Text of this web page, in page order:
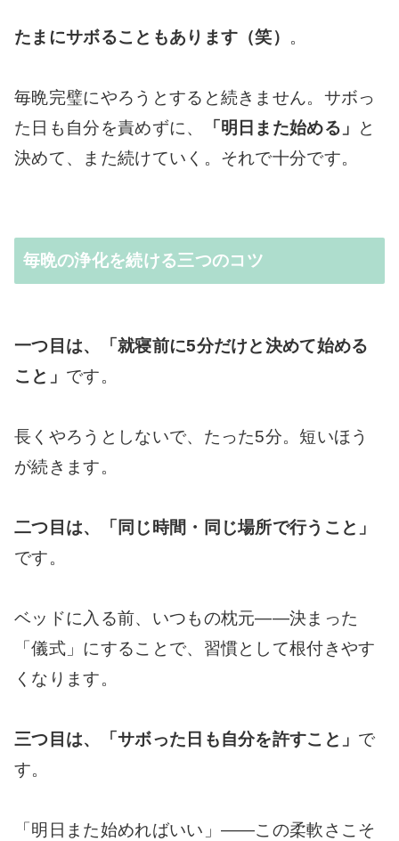
たまにサボることもあります（笑） 。
毎晩完璧にやろうとすると続きません。サボっ
た日も自分を責めずに、
「明日また始める」
と
決めて、また続けていく。それで十分です。
毎晩の浄化を続ける三つのコツ
一つ目は、「就寝前に5分だけと決めて始める
こと」 です。
長くやろうとしないで、たった5分。短いほう
が続きます。
二つ目は、「同じ時間・同じ場所で行うこと」
です。
ベッドに入る前、いつもの枕元――決まった
「儀式」にすることで、習慣として根付きやす
くなります。
三つ目は、「サボった日も自分を許すこと」 で
す。
「明日また始めればいい」――この柔軟さこそ